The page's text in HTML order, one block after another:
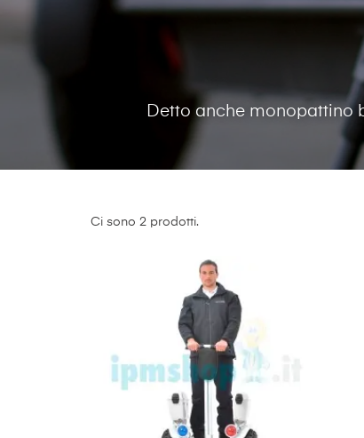
Detto anche monopattino
Ci sono 2 prodotti.